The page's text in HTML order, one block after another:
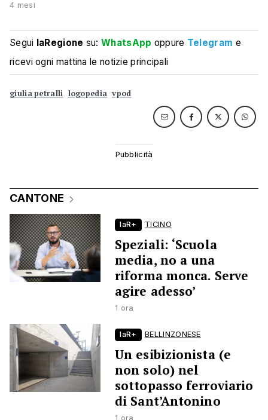
4 mesi
Segui laRegione su:WhatsApp oppure Telegram e
ricevi ogni mattina le notizie principali
giulia petralli logopedia vpod
CANTONE
laR+ TICINO
Speziali: ‘Scuola
media, no a una
riforma monca. Serve
agire adesso’
1 ora
laR+ BELLINZONESE
Un esibizionista (e
non solo) nel
sottopasso ferroviario
di Sant’Antonino
1 ora